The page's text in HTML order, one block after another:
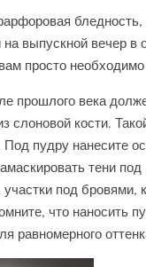
на выпускной вечер
просто
прошлого века
слоновой кости.
Под пудру нанесите
тени
участки под
что наносить
равномерного